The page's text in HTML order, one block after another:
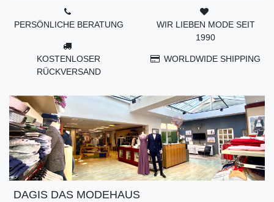
PERSÖNLICHE BERATUNG
KOSTENLOSER
RÜCKVERSAND
WIR LIEBEN MODE SEIT
1990
WORLDWIDE SHIPPING
DAGIS DAS MODEHAUS